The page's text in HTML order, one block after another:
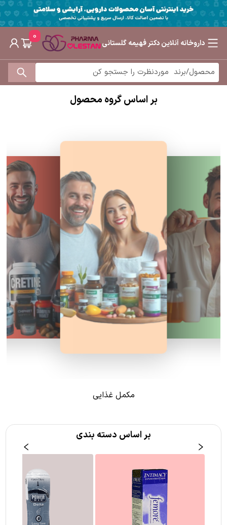
داروخانه آنلاین دکتر فهیمه گلستانی
0
بر اساس گروه محصول
مکمل غذایی
بر اساس دسته بندی